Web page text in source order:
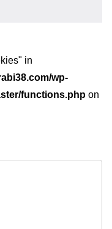
in
wp-
functions.php on